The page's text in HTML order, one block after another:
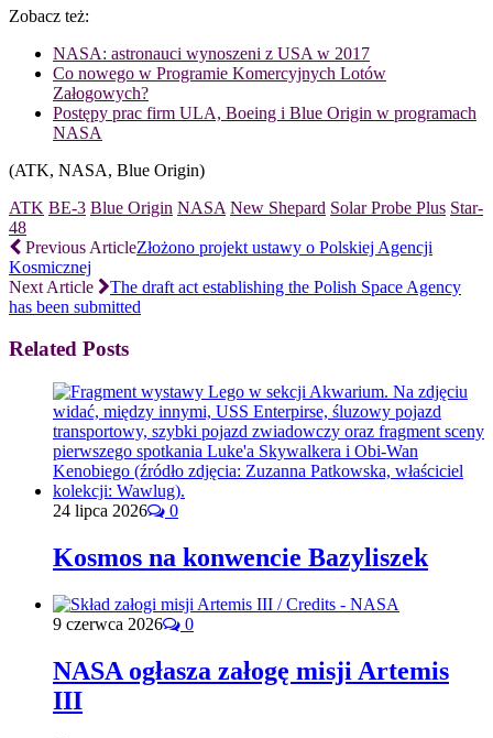
Zobacz też:
NASA: astronauci wynoszeni z USA w 2017
Co nowego w Programie Komercyjnych Lotów
Załogowych?
Postępy prac firm ULA, Boeing i Blue Origin w programach
NASA
(ATK, NASA, Blue Origin)
ATK BE-3 Blue Origin NASA New Shepard Solar Probe Plus Star-
48
Previous ArticleZłożono projekt ustawy o Polskiej Agencji
Kosmicznej
Next Article
The draft act establishing the Polish Space Agency
has been submitted
Related Posts
24 lipca 2026 0
Kosmos na konwencie Bazyliszek
9 czerwca 2026 0
NASA ogłasza załogę misji Artemis
III